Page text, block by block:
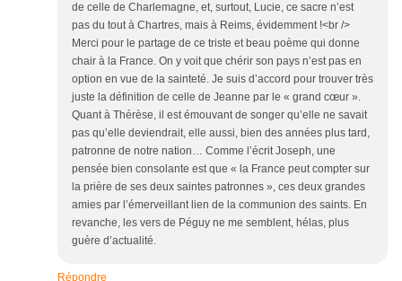
de celle de Charlemagne, et, surtout, Lucie, ce sacre n’est
pas du tout à Chartres, mais à Reims, évidemment !<br />
Merci pour le partage de ce triste et beau poème qui donne
chair à la France. On y voit que chérir son pays n’est pas en
option en vue de la sainteté. Je suis d’accord pour trouver très
juste la définition de celle de Jeanne par le « grand cœur ».
Quant à Thérèse, il est émouvant de songer qu’elle ne savait
pas qu’elle deviendrait, elle aussi, bien des années plus tard,
patronne de notre nation… Comme l’écrit Joseph, une
pensée bien consolante est que « la France peut compter sur
la prière de ses deux saintes patronnes », ces deux grandes
amies par l’émerveillant lien de la communion des saints. En
revanche, les vers de Péguy ne me semblent, hélas, plus
guère d’actualité.
Répondre